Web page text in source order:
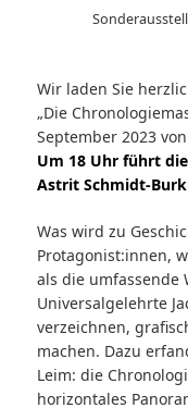
Wir laden Sie
„Die
September 2023
Um 18 Uhr führt
Astrit Schmidt-
Was wird zu
Protagonist:innen,
als die umfassende
Universalgelehrte
verzeichnen,
machen. Dazu
Leim: die
horizontales